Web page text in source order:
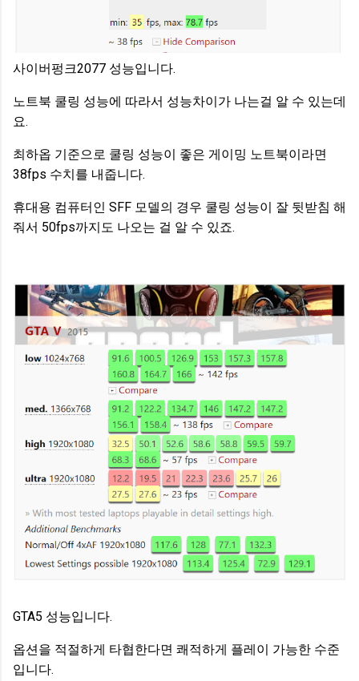
사이버펑크2077 성능입니다.
노트북 쿨링 성능에 따라서 성능차이가 나는걸 알 수 있는데
요.
최하옵 기준으로 쿨링 성능이 좋은 게이밍 노트북이라면
38fps 수치를 내줍니다.
휴대용 컴퓨터인 SFF 모델의 경우 쿨링 성능이 잘 뒷받침 해
줘서 50fps까지도 나오는 걸 알 수 있죠.
GTA5 성능입니다.
옵션을 적절하게 타협한다면 쾌적하게 플레이 가능한 수준
입니다.